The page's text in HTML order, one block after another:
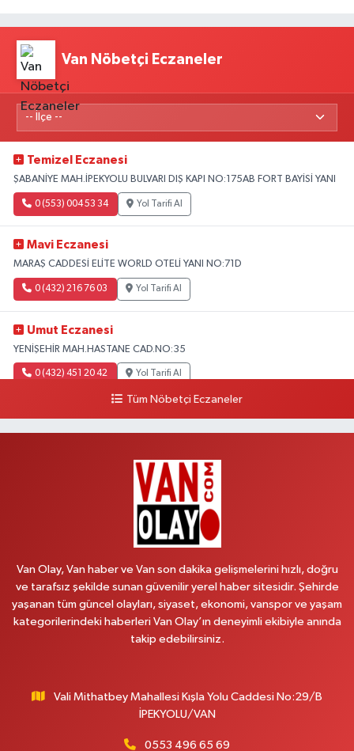
Van Nöbetçi Eczaneler
Temizel Eczanesi
ŞABANİYE MAH.İPEKYOLU BULVARI DIŞ KAPI NO:175AB FORT BAYİSİ YANI
0 (553) 004 53 34 Yol Tarifi Al
Mavi Eczanesi
MARAŞ CADDESİ ELİTE WORLD OTELİ YANI NO:71D
0 (432) 216 76 03 Yol Tarifi Al
Umut Eczanesi
YENİŞEHİR MAH.HASTANE CAD.NO:35
0 (432) 451 20 42 Yol Tarifi Al
VALİ MİTHAT BEY MAH.SIHKE CAD.HZ.ÖMER CAMİ YANI NO:6B
Yol Tarifi Al
ÜNİVERSİTE HASTANESİ DÖNÜŞÜ KAMPÜS GALERİCİLER SİTESİ YANI
Kumsal Eczanesi
ORTA MAH.MUSLİH GÖRENTAŞ BULVARI,GİMPAŞ MARKET YANI NO:62 B
Yol Tarifi Al
VALİ MİTHAT BEY MAH. DEFTERDARLIK CAD. MİLANO HOTEL YANI
DOĞUŞ MARKET KARŞISI NO:20 B
Yol Tarifi Al
Tüm Nöbetçi Eczaneler
Van Olay, Van haber ve Van son dakika gelişmelerini hızlı, doğru
ve tarafsız şekilde sunan güvenilir yerel haber sitesidir. Şehirde
yaşanan tüm güncel olayları, siyaset, ekonomi, vanspor ve yaşam
kategorilerindeki haberleri Van Olay’ın deneyimli ekibiyle anında
takip edebilirsiniz.
Vali Mithatbey Mahallesi Kışla Yolu Caddesi No:29/B
İPEKYOLU/VAN
0553 496 65 69